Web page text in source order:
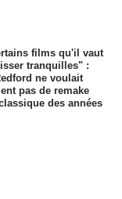
films qu'il vaut
tranquilles" :
ne voulait
pas de remake
des années